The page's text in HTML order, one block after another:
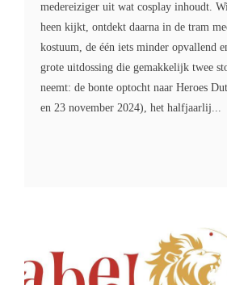
medereiziger uit wat cosplay inhoudt.
heen kijkt, ontdekt daarna in de tram
kostuum, de één iets minder opvallend
grote uitdossing die gemakkelijk twee
neemt: de bonte optocht naar Heroes
en 23 november 2024), het halfjaarlij...